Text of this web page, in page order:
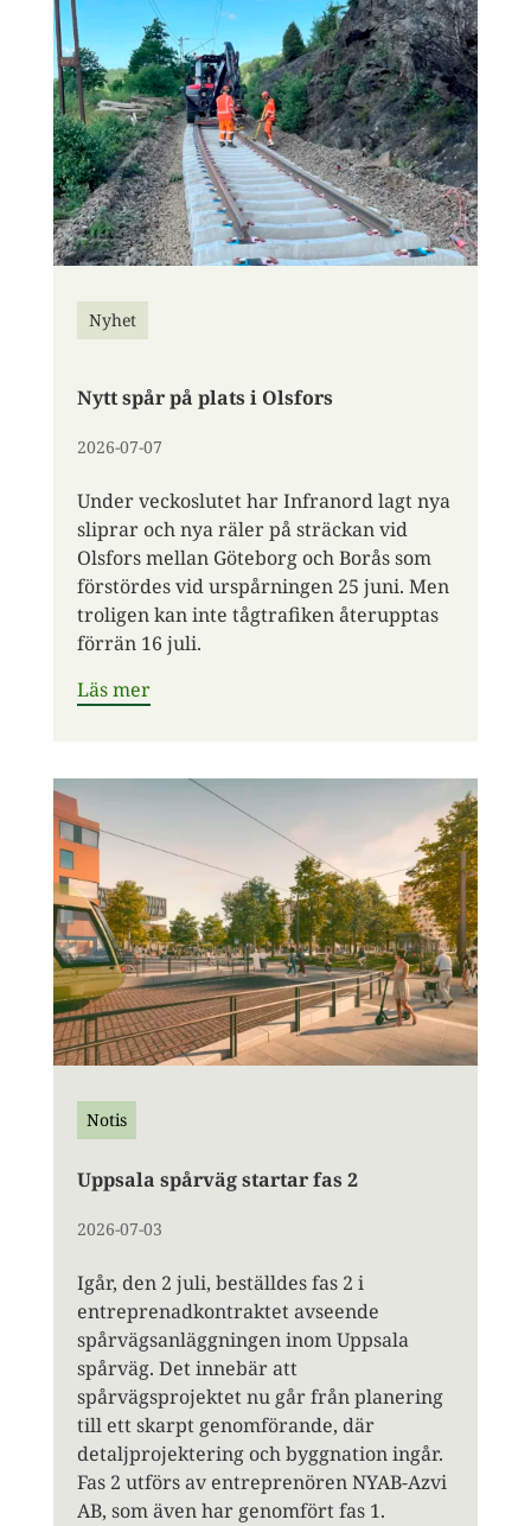
Nyhet
Nytt spår på plats i Olsfors
2026-07-07
Under veckoslutet har Infranord lagt nya
sliprar och nya räler på sträckan vid
Olsfors mellan Göteborg och Borås som
förstördes vid urspårningen 25 juni. Men
troligen kan inte tågtrafiken återupptas
förrän 16 juli.
Läs mer
Notis
Uppsala spårväg startar fas 2
2026-07-03
Igår, den 2 juli, beställdes fas 2 i
entreprenadkontraktet avseende
spårvägsanläggningen inom Uppsala
spårväg. Det innebär att
spårvägsprojektet nu går från planering
till ett skarpt genomförande, där
detaljprojektering och byggnation ingår.
Fas 2 utförs av entreprenören NYAB-Azvi
AB, som även har genomfört fas 1.